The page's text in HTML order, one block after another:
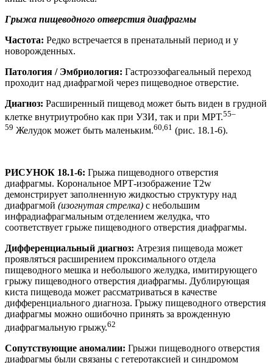
Грыжа пищеводного отверстия диафрагмы
Частота: Редко встречается в пренатальный период и у
новорожденных.
Патология / Эмбриология: Гастроэзофагеальный переход
проходит над диафрагмой через пищеводное отверстие.
Диагноз: Расширенный пищевод может быть виден в грудной
клетке внутриутробно как при УЗИ, так и при МРТ.55–
59 Желудок может быть маленьким.60,61 (рис. 18.1-6).
РИСУНОК 18.1-6: Грыжа пищеводного отверстия
диафрагмы. Корональное МРТ-изображение T2w
демонстрирует заполненную жидкостью структуру над
диафрагмой (изогнутая стрелка) с небольшим
инфрадиафрагмальным отделением желудка, что
соответствует грыже пищеводного отверстия диафрагмы.
Дифференциальный диагноз: Атрезия пищевода может
проявляться расширением проксимального отдела
пищеводного мешка и небольшого желудка, имитирующего
грыжу пищеводного отверстия диафрагмы. Дублирующая
киста пищевода может рассматриваться в качестве
дифференциального диагноза. Грыжу пищеводного отверстия
диафрагмы можно ошибочно принять за врожденную
диафрагмальную грыжу.62
Сопутствующие аномалии: Грыжи пищеводного отверстия
диафрагмы были связаны с гетеротаксией и синдромом